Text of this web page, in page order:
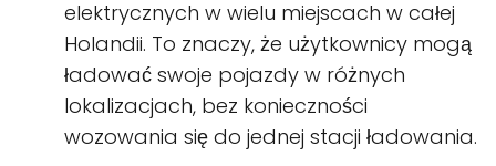
elektrycznych w wielu miejscach w całej
Holandii. To znaczy, że użytkownicy mogą
ładować swoje pojazdy w różnych
lokalizacjach, bez konieczności
wozowania się do jednej stacji ładowania.